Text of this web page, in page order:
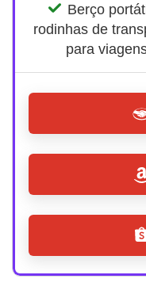
Berço
rodinhas de
para